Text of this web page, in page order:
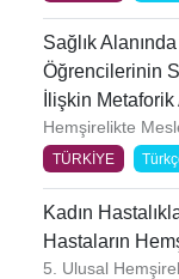
Sağlık
Öğrencilerinin
İlişkin Metaforik
Hemşirelikte
TÜRKİYE
Kadın
Hastaların
5. Ulusal